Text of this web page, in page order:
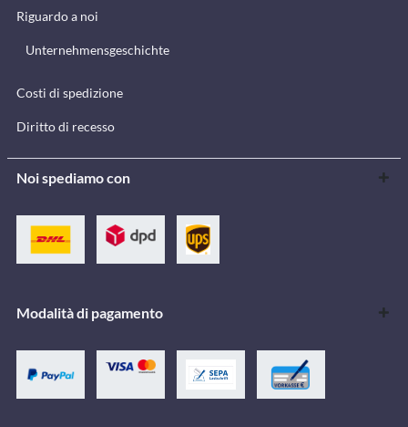
Riguardo a noi
Unternehmensgeschichte
Costi di spedizione
Diritto di recesso
Noi spediamo con
Modalità di pagamento